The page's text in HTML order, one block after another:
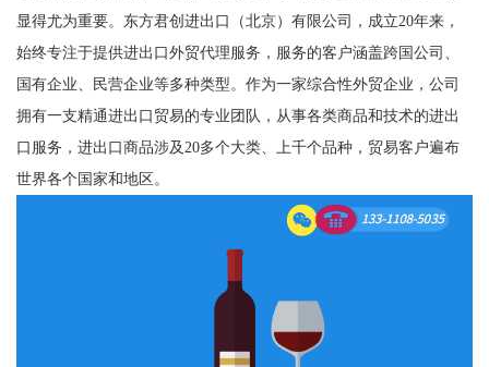
显得尤为重要。东方君创进出口（北京）有限公司，成立20年来，
始终专注于提供进出口外贸代理服务，服务的客户涵盖跨国公司、
国有企业、民营企业等多种类型。作为一家综合性外贸企业，公司
拥有一支精通进出口贸易的专业团队，从事各类商品和技术的进出
口服务，进出口商品涉及20多个大类、上千个品种，贸易客户遍布
世界各个国家和地区。